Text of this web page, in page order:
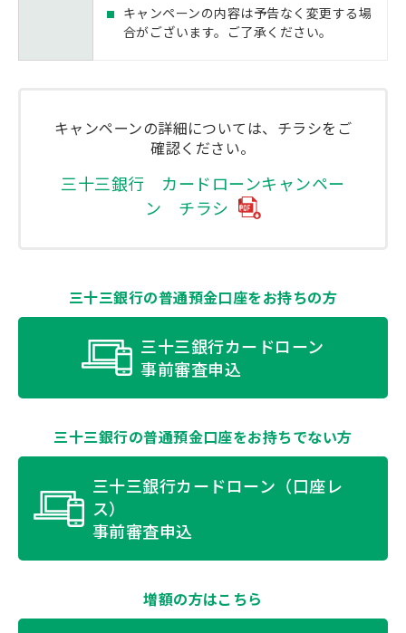
キャンペーンの内容は予告なく変更する場
合がございます。ご了承ください。
キャンペーンの詳細については、チラシをご
確認ください。
三十三銀行 カードローンキャンペー
ン チラシ
三十三銀行の普通預金口座をお持ちの方
三十三銀行カードローン
事前審査申込
三十三銀行の普通預金口座をお持ちでない方
三十三銀行カードローン（口座レ
ス）
事前審査申込
増額の方はこちら